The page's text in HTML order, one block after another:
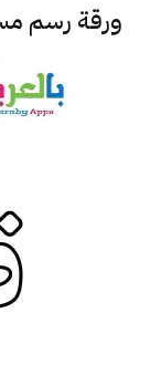
ورقة رسم